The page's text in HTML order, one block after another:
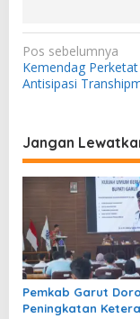
N
a
g
a
i
p
o
s
Pos sebelumnya
Kemendag Perketat
Antisipasi
Jangan
Pemkab Garut
Peningkatan